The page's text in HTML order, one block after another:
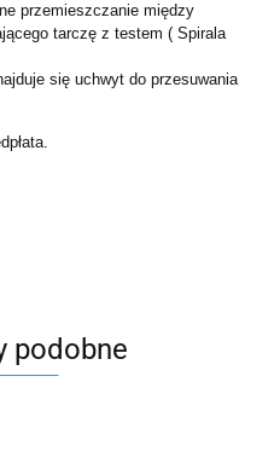
przemieszczanie między
tarczę z testem ( Spirala
się uchwyt do przesuwania
podobne